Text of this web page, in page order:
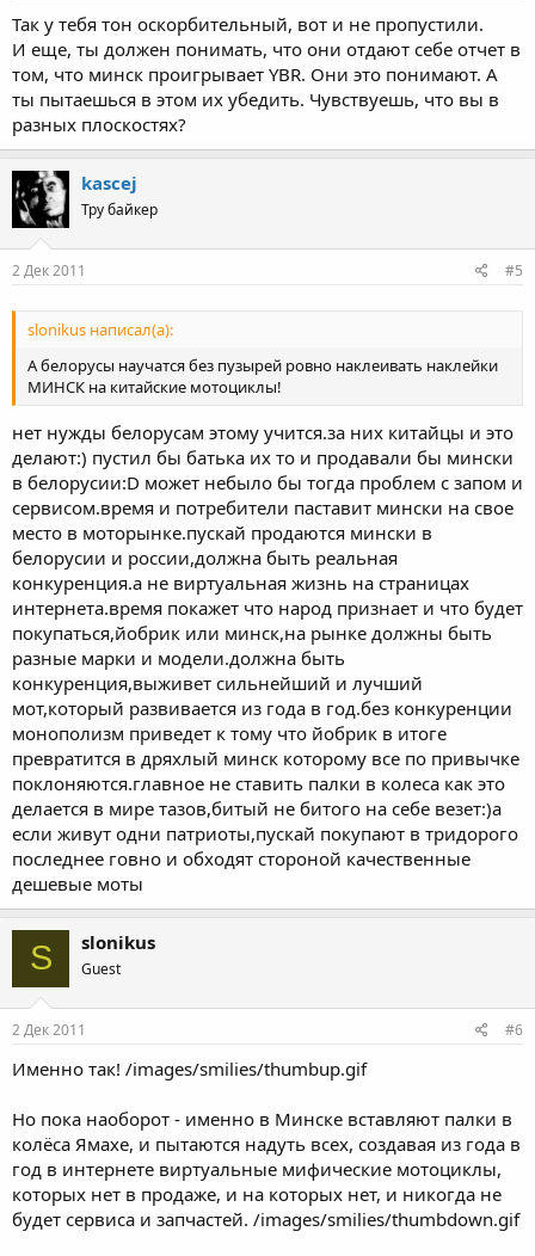
Так у тебя тон оскорбительный, вот и не пропустили.
И еще, ты должен понимать, что они отдают себе отчет в
том, что минск проигрывает YBR. Они это понимают. А
ты пытаешься в этом их убедить. Чувствуешь, что вы в
разных плоскостях?
kascej
Тру байкер
2 Дек 2011 #5
slonikus написал(а):
А белорусы научатся без пузырей ровно наклеивать наклейки
МИНСК на китайские мотоциклы!
нет нужды белорусам этому учится.за них китайцы и это
делают:) пустил бы батька их то и продавали бы мински
в белорусии:D может небыло бы тогда проблем с запом и
сервисом.время и потребители паставит мински на свое
место в моторынке.пускай продаются мински в
белорусии и россии,должна быть реальная
конкуренция.а не виртуальная жизнь на страницах
интернета.время покажет что народ признает и что будет
покупаться,йобрик или минск,на рынке должны быть
разные марки и модели.должна быть
конкуренция,выживет сильнейший и лучший
мот,который развивается из года в год.без конкуренции
монополизм приведет к тому что йобрик в итоге
превратится в дряхлый минск которому все по привычке
поклоняются.главное не ставить палки в колеса как это
делается в мире тазов,битый не битого на себе везет:)а
если живут одни патриоты,пускай покупают в тридорого
последнее говно и обходят стороной качественные
дешевые моты
S slonikus
Guest
2 Дек 2011 #6
Именно так! /images/smilies/thumbup.gif
Но пока наоборот - именно в Минске вставляют палки в
колёса Ямахе, и пытаются надуть всех, создавая из года в
год в интернете виртуальные мифические мотоциклы,
которых нет в продаже, и на которых нет, и никогда не
будет сервиса и запчастей. /images/smilies/thumbdown.gif